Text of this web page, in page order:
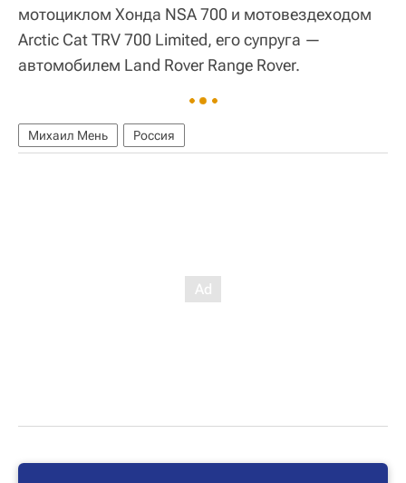
мотоциклом Хонда NSA 700 и мотовездеходом
Arctic Cat TRV 700 Limited, его супруга —
автомобилем Land Rover Range Rover.
Михаил Мень Россия